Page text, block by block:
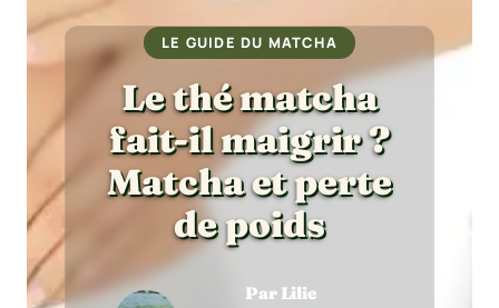
LE GUIDE DU MATCHA
Le thé matcha
fait-il maigrir ?
Matcha et perte
de poids
Par Lilie